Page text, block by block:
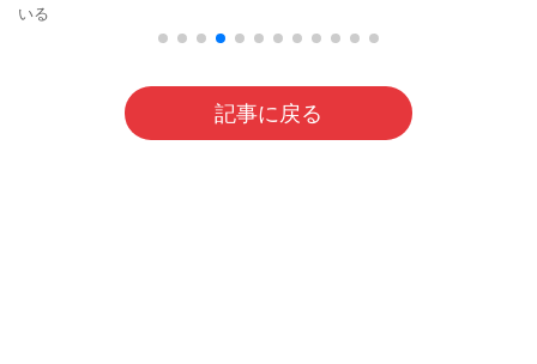
いる
記事に戻る